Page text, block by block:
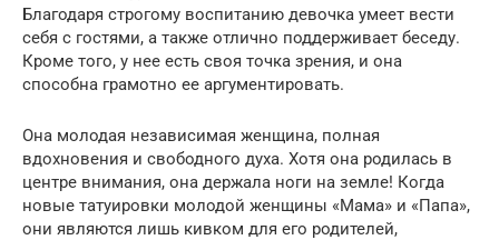
Благодаря строгому воспитанию девочка умеет вести
себя с гостями, а также отлично поддерживает беседу.
Кроме того, у нее есть своя точка зрения, и она
способна грамотно ее аргументировать.
Она молодая независимая женщина, полная
вдохновения и свободного духа. Хотя она родилась в
центре внимания, она держала ноги на земле! Когда
новые татуировки молодой женщины «Мама» и «Папа»,
они являются лишь кивком для его родителей,